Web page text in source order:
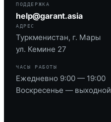
ПОДДЕРЖКА
help@garant.asia
АДРЕС
Туркменистан, г. Мары
ул. Кемине 27
ЧАСЫ РАБОТЫ
Ежедневно 9:00 — 19:00
Воскресенье — выходной